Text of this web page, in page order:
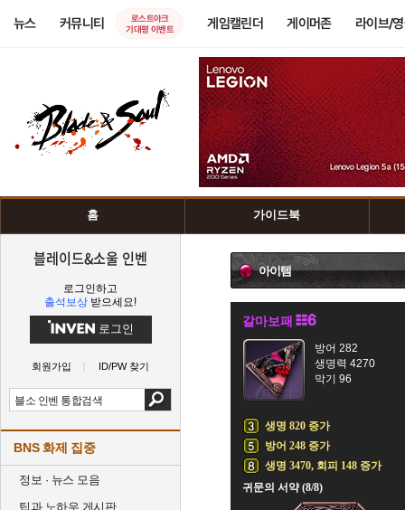
뉴스 커뮤니티
로스트아크
기대평 이벤트
게임캘린더 게이머존 라이브/
홈 가이드북
블레이드&소울 인벤
로그인하고
출석보상 받으세요!
로그인
회원가입 ID/PW 찾기
BNS 화제 집중
정보 · 뉴스 모음
팁과 노하우 게시판
아이템
갈마보패
방어 282
생명력 4270
막기 96
생명 820 증가
방어 248 증가
생명 3470, 회피 148 증가
귀문의 서약 (8/8)